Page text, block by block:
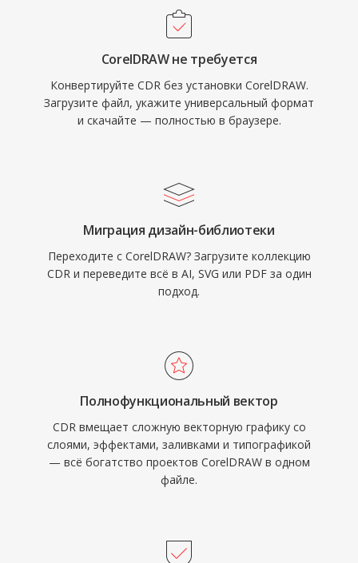
CorelDRAW не требуется
Конвертируйте CDR без установки CorelDRAW.
Загрузите файл, укажите универсальный формат
и скачайте — полностью в браузере.
Миграция дизайн-библиотеки
Переходите с CorelDRAW? Загрузите коллекцию
CDR и переведите всё в AI, SVG или PDF за один
подход.
Полнофункциональный вектор
CDR вмещает сложную векторную графику со
слоями, эффектами, заливками и типографикой
— всё богатство проектов CorelDRAW в одном
файле.